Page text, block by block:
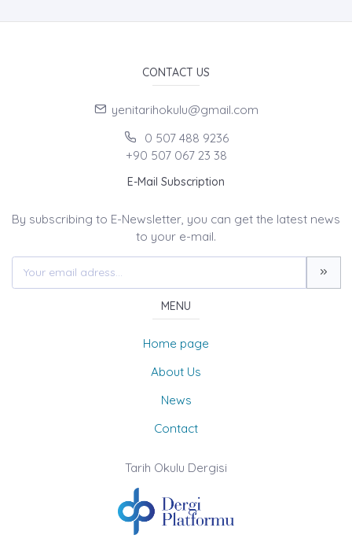
CONTACT US
yenitarihokulu@gmail.com
0 507 488 9236
+90 507 067 23 38
E-Mail Subscription
By subscribing to E-Newsletter, you can get the latest news
to your e-mail.
MENU
Home page
About Us
News
Contact
Tarih Okulu Dergisi